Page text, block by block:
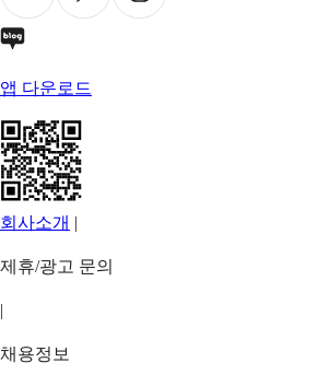
앱 다운로드
회사소개 |
제휴/광고 문의
|
채용정보